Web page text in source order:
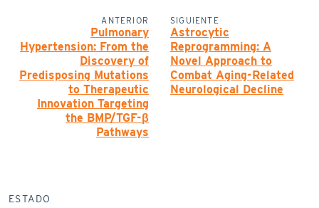
ANTERIOR
Pulmonary
Hypertension: From the
Discovery of
Predisposing Mutations
to Therapeutic
Innovation Targeting
the BMP/TGF-β
Pathways
SIGUIENTE
Astrocytic
Reprogramming: A
Novel Approach to
Combat Aging-Related
Neurological Decline
ESTADO